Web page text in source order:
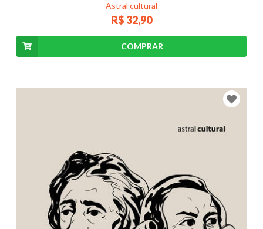
Astral cultural
R$ 32,90
COMPRAR